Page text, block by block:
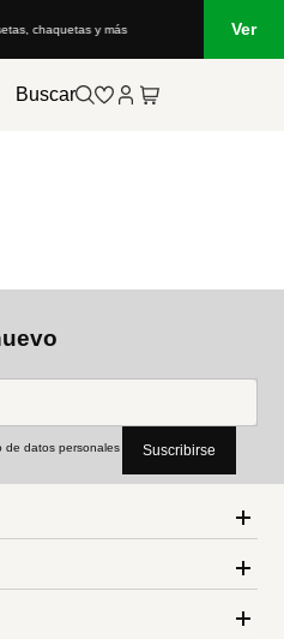
chaquetas y más Ver
Buscar
de datos personales Suscribirse